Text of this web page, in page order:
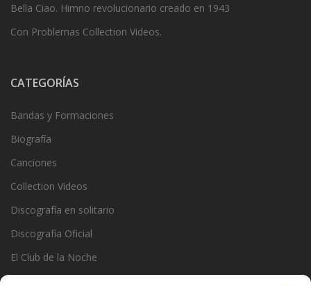
Bella Ciao. Himno revolucionario creado en 1943
Con Problemas Collection Videos.
CATEGORÍAS
Bandas y Formaciones
Biografía
Canciones
Collection Videos
Discografía en solitario
Discografía Oficial
El Club de la Noche